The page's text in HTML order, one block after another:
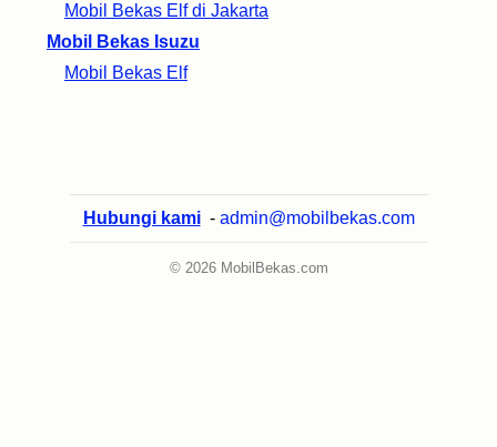
Mobil Bekas Elf di Jakarta
Mobil Bekas Isuzu
Mobil Bekas Elf
Hubungi kami - admin@mobilbekas.com
© 2026 MobilBekas.com